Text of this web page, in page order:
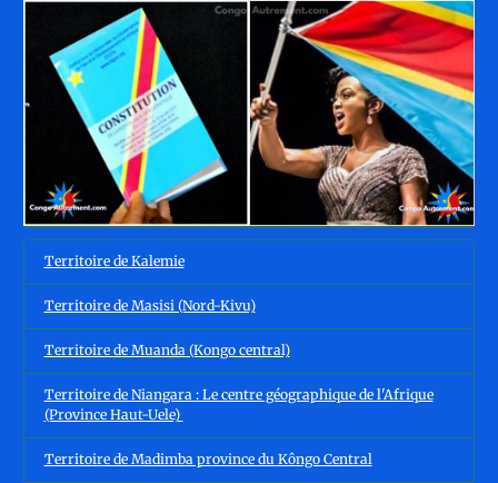
Territoire de Kalemie
Territoire de Masisi (Nord-Kivu)
Territoire de Muanda (Kongo central)
Territoire de Niangara : Le centre géographique de l'Afrique
(Province Haut-Uele)
Territoire de Madimba province du Kôngo Central